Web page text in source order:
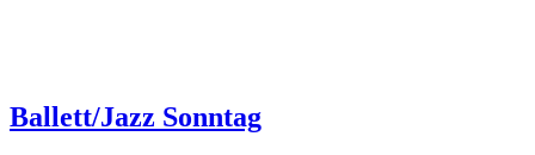
Ballett/Jazz Sonntag